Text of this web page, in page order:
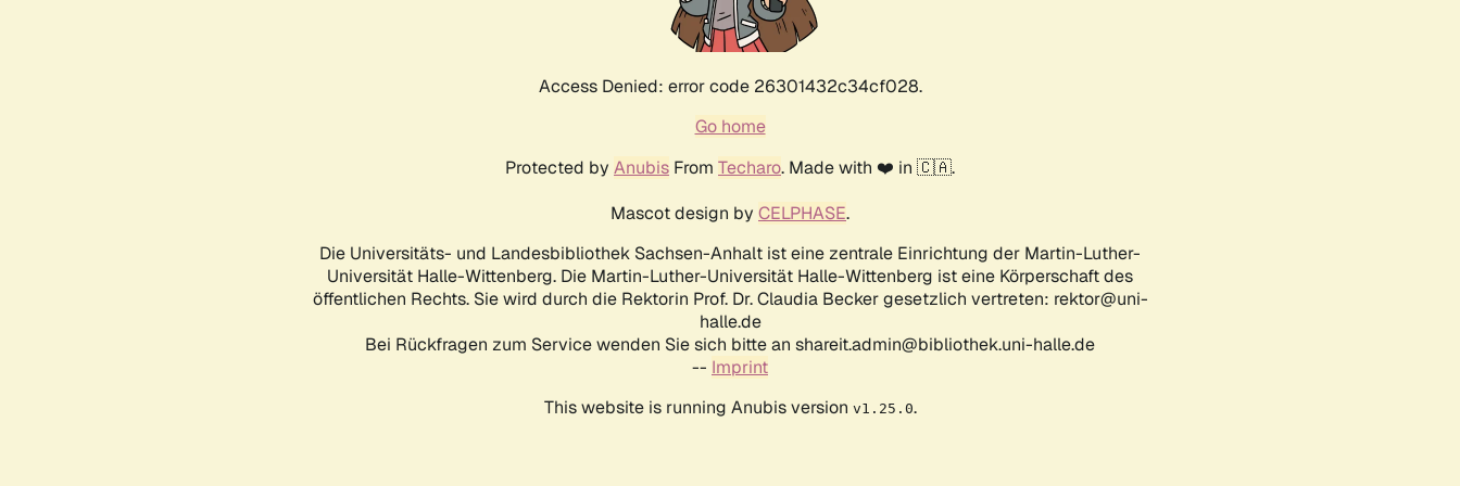
Access Denied: error code 26301432c34cf028.
Go home
Protected by Anubis From Techaro. Made with ❤️ in 🇨🇦.
Mascot design by CELPHASE.
Die Universitäts- und Landesbibliothek Sachsen-Anhalt ist eine zentrale Einrichtung der Martin-Luther-
Universität Halle-Wittenberg. Die Martin-Luther-Universität Halle-Wittenberg ist eine Körperschaft des
öffentlichen Rechts. Sie wird durch die Rektorin Prof. Dr. Claudia Becker gesetzlich vertreten: rektor@uni-
halle.de
Bei Rückfragen zum Service wenden Sie sich bitte an shareit.admin@bibliothek.uni-halle.de
-- Imprint
This website is running Anubis version v1.25.0.